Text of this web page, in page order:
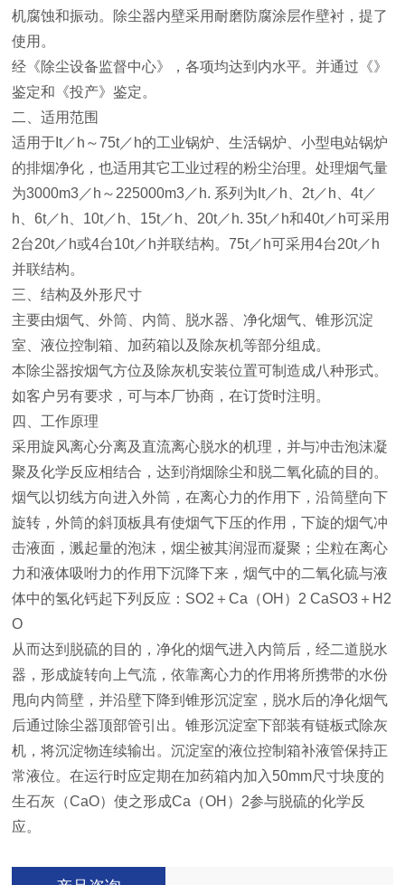
机腐蚀和振动。除尘器内壁采用耐磨防腐涂层作壁衬，提了
使用。
经《除尘设备监督中心》，各项均达到内水平。并通过《》
鉴定和《投产》鉴定。
二、适用范围
适用于It／h～75t／h的工业锅炉、生活锅炉、小型电站锅炉
的排烟净化，也适用其它工业过程的粉尘治理。处理烟气量
为3000m3／h～225000m3／h. 系列为It／h、2t／h、4t／
h、6t／h、10t／h、15t／h、20t／h. 35t／h和40t／h可采用
2台20t／h或4台10t／h并联结构。75t／h可采用4台20t／h
并联结构。
三、结构及外形尺寸
主要由烟气、外筒、内筒、脱水器、净化烟气、锥形沉淀
室、液位控制箱、加药箱以及除灰机等部分组成。
本除尘器按烟气方位及除灰机安装位置可制造成八种形式。
如客户另有要求，可与本厂协商，在订货时注明。
四、工作原理
采用旋风离心分离及直流离心脱水的机理，并与冲击泡沫凝
聚及化学反应相结合，达到消烟除尘和脱二氧化硫的目的。
烟气以切线方向进入外筒，在离心力的作用下，沿筒壁向下
旋转，外筒的斜顶板具有使烟气下压的作用，下旋的烟气冲
击液面，溅起量的泡沫，烟尘被其润湿而凝聚；尘粒在离心
力和液体吸咐力的作用下沉降下来，烟气中的二氧化硫与液
体中的氢化钙起下列反应：SO2＋Ca（OH）2 CaSO3＋H2
O
从而达到脱硫的目的，净化的烟气进入内筒后，经二道脱水
器，形成旋转向上气流，依靠离心力的作用将所携带的水份
甩向内筒壁，并沿壁下降到锥形沉淀室，脱水后的净化烟气
后通过除尘器顶部管引出。锥形沉淀室下部装有链板式除灰
机，将沉淀物连续输出。沉淀室的液位控制箱补液管保持正
常液位。在运行时应定期在加药箱内加入50mm尺寸块度的
生石灰（CaO）使之形成Ca（OH）2参与脱硫的化学反
应。